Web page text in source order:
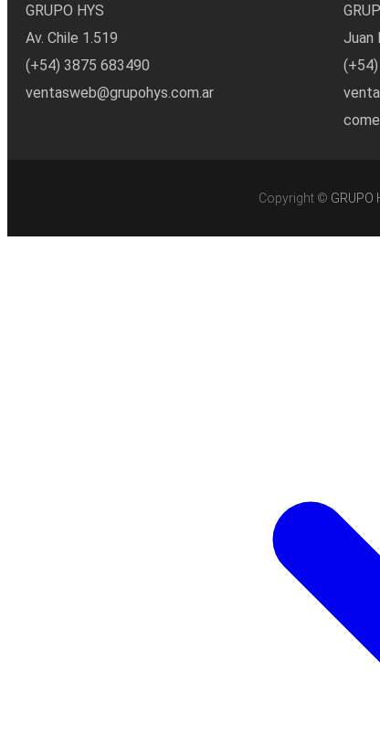
GRUPO HYS
Av. Chile 1.519
(+54) 3875 683490
ventasweb@grupohys.com.ar
Juan
Copyright © GRUPO